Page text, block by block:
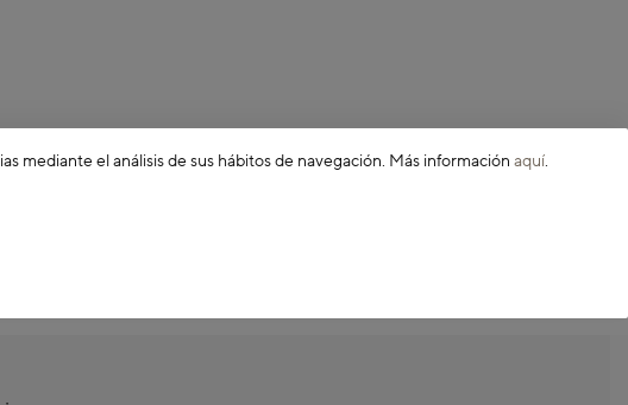
mediante el análisis de sus hábitos de navegación. Más información aquí.